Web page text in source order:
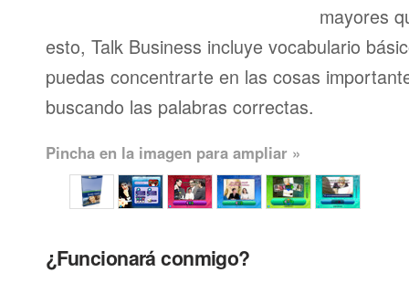
mayores
esto, Talk Business incluye vocabulario
puedas concentrarte en las cosas
buscando las palabras correctas.
Pincha en la imagen para ampliar »
¿Funcionará conmigo?